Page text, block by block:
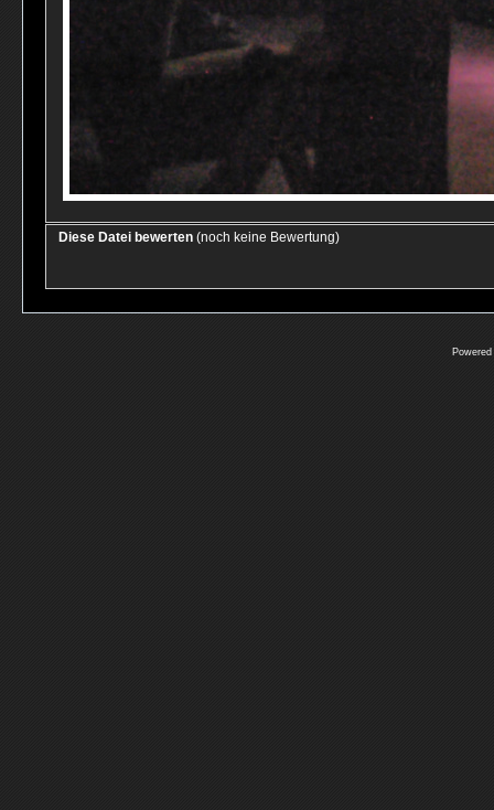
Diese Datei bewerten (noch keine Bewertung)